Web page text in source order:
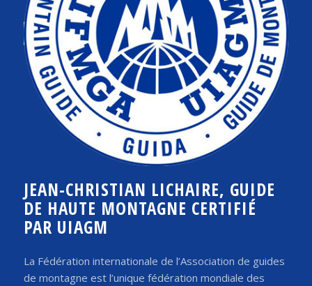
JEAN-CHRISTIAN LICHAIRE, GUIDE
DE HAUTE MONTAGNE CERTIFIÉ
PAR UIAGM
La Fédération internationale de l’Association de guides
de montagne est l’unique fédération mondiale des